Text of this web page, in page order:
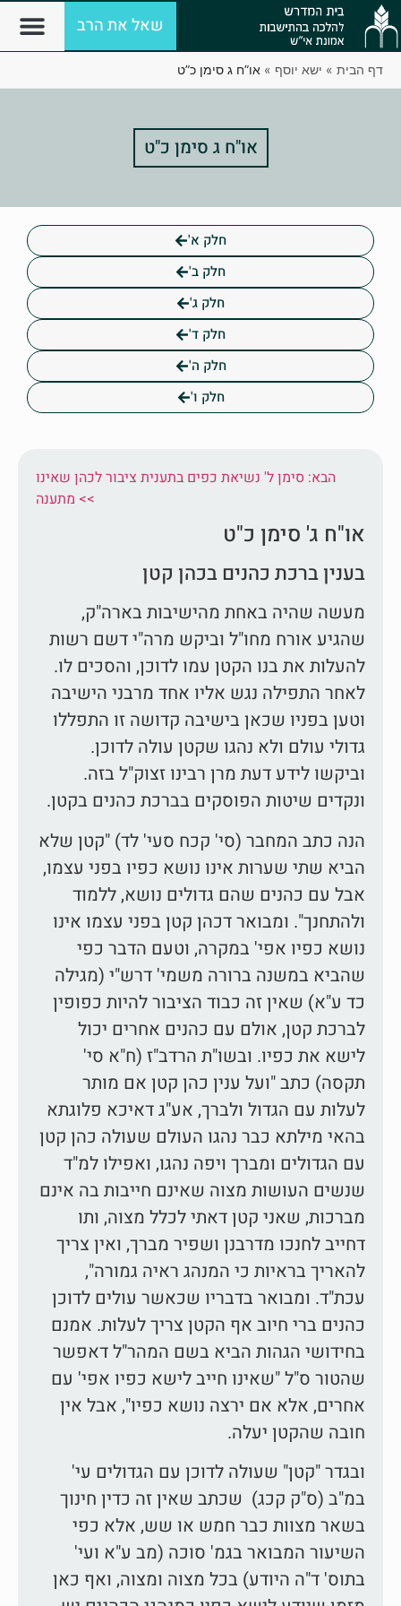
שאל את הרב
דף הבית » ישא יוסף » או”ח ג סימן כ”ט
או"ח ג סימן כ"ט
חלק א'
חלק ב'
חלק ג'
חלק ד'
חלק ה'
חלק ו'
הבא: סימן ל' נשיאת כפים בתענית ציבור לכהן שאינו
מתענה <<
או"ח ג' סימן כ"ט
בענין ברכת כהנים בכהן קטן
מעשה שהיה באחת מהישיבות בארה"ק,
שהגיע אורח מחו"ל וביקש מרה"י דשם רשות
להעלות את בנו הקטן עמו לדוכן, והסכים לו.
לאחר התפילה נגש אליו אחד מרבני הישיבה
וטען בפניו שכאן בישיבה קדושה זו התפללו
גדולי עולם ולא נהגו שקטן עולה לדוכן.
וביקשו לידע דעת מרן רבינו זצוק"ל בזה.
ונקדים שיטות הפוסקים בברכת כהנים בקטן.
הנה כתב המחבר (סי' קכח סעי' לד) "קטן שלא
הביא שתי שערות אינו נושא כפיו בפני עצמו,
אבל עם כהנים שהם גדולים נושא, ללמוד
ולהתחנך". ומבואר דכהן קטן בפני עצמו אינו
נושא כפיו אפי' במקרה, וטעם הדבר כפי
שהביא במשנה ברורה משמי' דרש"י (מגילה
כד ע"א) שאין זה כבוד הציבור להיות כפופין
לברכת קטן, אולם עם כהנים אחרים יכול
לישא את כפיו. ובשו"ת הרדב"ז (ח"א סי'
תקסה) כתב "ועל ענין כהן קטן אם מותר
לעלות עם הגדול ולברך, אע"ג דאיכא פלוגתא
בהאי מילתא כבר נהגו העולם שעולה כהן קטן
עם הגדולים ומברך ויפה נהגו, ואפילו למ"ד
שנשים העושות מצוה שאינם חייבות בה אינם
מברכות, שאני קטן דאתי לכלל מצוה, ותו
דחייב לחנכו מדרבנן ושפיר מברך, ואין צריך
להאריך בראיות כי המנהג ראיה גמורה",
עכת"ד. ומבואר בדבריו שכאשר עולים לדוכן
כהנים ברי חיוב אף הקטן צריך לעלות. אמנם
בחידושי הגהות הביא בשם המהר"ל דאפשר
שהטור ס"ל "שאינו חייב לישא כפיו אפי' עם
אחרים, אלא אם ירצה נושא כפיו", אבל אין
חובה שהקטן יעלה.
ובגדר "קטן" שעולה לדוכן עם הגדולים עי'
במ"ב (ס"ק קכג) שכתב שאין זה כדין חינוך
בשאר מצוות כבר חמש או שש, אלא כפי
השיעור המבואר בגמ' סוכה (מב ע"א ועי'
בתוס' ד"ה היודע) בכל מצוה ומצוה, ואף כאן